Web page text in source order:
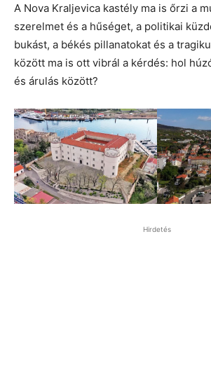
A Nova Kraljevica kastély ma is őrzi a
szerelmet és a hűséget, a politikai
bukást, a békés pillanatokat és a
között ma is ott vibrál a kérdés: hol
és árulás között?
Hirdetés